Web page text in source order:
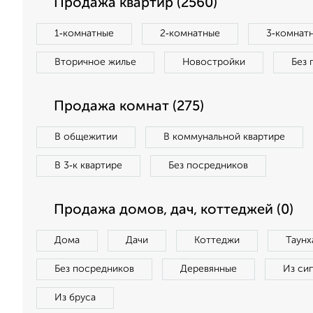
Продажа квартир (2560)
1‑комнатные 2‑комнатные
Вторичное жилье Новостройки Без
Продажа комнат (275)
В общежитии В коммунальной квартире
В 3‑к квартире Без посредников
Продажа домов, дач, коттеджей (0)
Дома Дачи Коттеджи
Без посредников Деревянные Из
Из бруса